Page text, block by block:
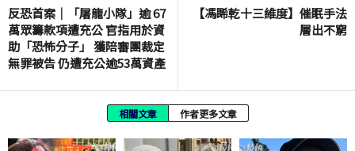
反恐首案｜「屠龍小隊」逾 67
萬眾籌款項遭充公 官指用於資
助「恐怖分子」 獲陪審團裁定
無罪被告 仍遭充公逾53萬資產
【馮睎乾十三維度】催眠手法
層出不窮
相關文章 作者更多文章